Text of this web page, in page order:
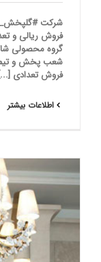
فروش ریالی و
گروه محصولی
شعب پخش و
فروش تعدادی
اطلاعات بیشتر